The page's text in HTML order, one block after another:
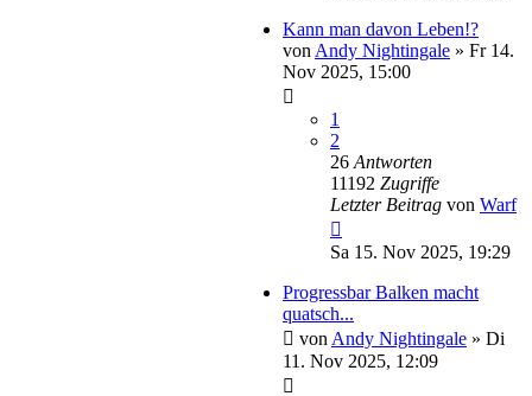
Kann man davon Leben!?
von Andy Nightingale » Fr 14.
Nov 2025, 15:00
1
2
26 Antworten
11192 Zugriffe
Letzter Beitrag von Warf
Sa 15. Nov 2025, 19:29
Progressbar Balken macht
quatsch...
von Andy Nightingale » Di
11. Nov 2025, 12:09